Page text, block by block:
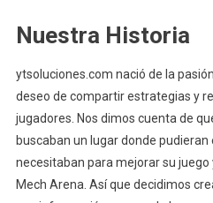
Nuestra Historia
ytsoluciones.com nació de la
deseo de compartir estrategias y
jugadores. Nos dimos cuenta de
buscaban un lugar donde
necesitaban para mejorar su
Mech Arena. Así que decidimos